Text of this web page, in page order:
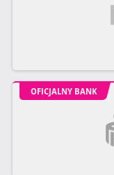
OFICJALNY BANK